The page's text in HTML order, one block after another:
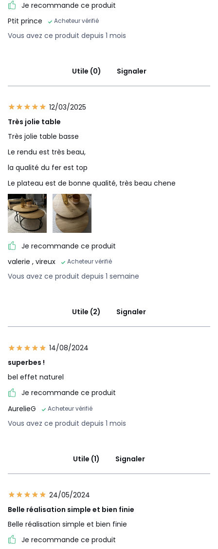
Je recommande ce produit
Ptit prince
Acheteur vérifié
Vous avez ce produit depuis 1 mois
Utile (0) Signaler
12/03/2025
Très jolie table
Très jolie table basse
Le rendu est très beau,
la qualité du fer est top
Le plateau est de bonne qualité, très beau chene
Je recommande ce produit
valerie , vireux Acheteur vérifié
Vous avez ce produit depuis 1 semaine
Utile (2) Signaler
14/08/2024
superbes !
bel effet naturel
Je recommande ce produit
AurelieG
Acheteur vérifié
Vous avez ce produit depuis 1 mois
Utile (1) Signaler
24/05/2024
Belle réalisation simple et bien finie
Belle réalisation simple et bien finie
Je recommande ce produit